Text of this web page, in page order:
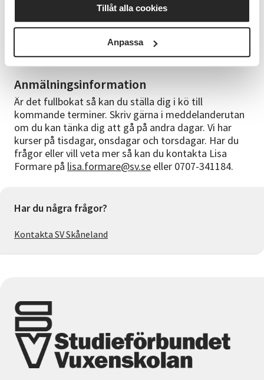
Tillåt alla cookies
Anpassa
Utöver kursavgiften så tillkommer det kostnad för
lera med 80kr/kilo. I det priset ingår två bränningar,
glasyr och diverse förbrukningsmaterial. Faktura för
använd lera kommer att skickas efter avslutad
termin.
Anmälningsinformation
Är det fullbokat så kan du ställa dig i kö till
kommande terminer. Skriv gärna i meddelanderutan
om du kan tänka dig att gå på andra dagar. Vi har
kurser på tisdagar, onsdagar och torsdagar. Har du
frågor eller vill veta mer så kan du kontakta Lisa
Formare på lisa.formare@sv.se eller 0707-341184.
Har du några frågor?
Kontakta SV Skåneland